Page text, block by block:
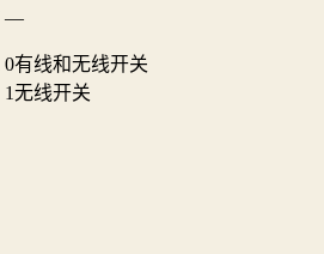
—
0有线和无线开关
1无线开关